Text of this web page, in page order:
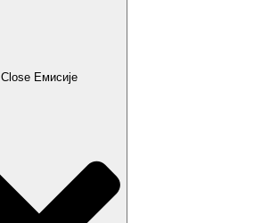
Close Емисије